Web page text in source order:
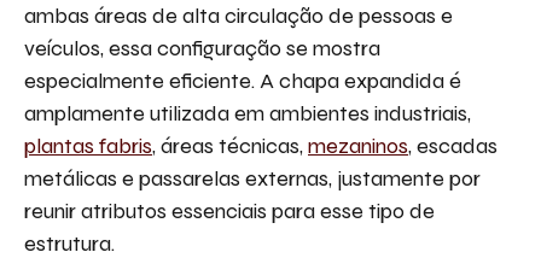
ambas áreas de alta circulação de pessoas e
veículos, essa configuração se mostra
especialmente eficiente. A chapa expandida é
amplamente utilizada em ambientes industriais,
plantas fabris, áreas técnicas,mezaninos, escadas
metálicas e passarelas externas, justamente por
reunir atributos essenciais para esse tipo de
estrutura.